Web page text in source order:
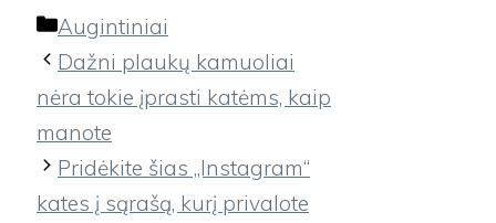
Kategorijos
Augintiniai
Dažni plaukų kamuoliai
nėra tokie įprasti katėms, kaip
manote
Pridėkite šias „Instagram“
kates į sąrašą, kurį privalote